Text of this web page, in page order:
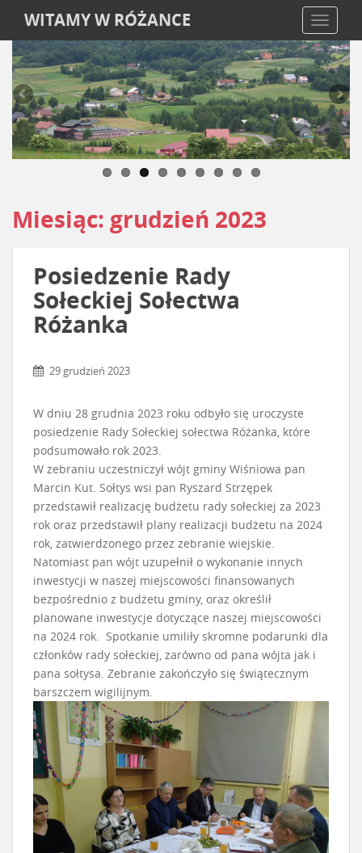
WITAMY W RÓŻANCE
Miesiąc: grudzień 2023
Posiedzenie Rady
Sołeckiej Sołectwa
Różanka
29 grudzień 2023
W dniu 28 grudnia 2023 roku odbyło się uroczyste
posiedzenie Rady Sołeckiej sołectwa Różanka, które
podsumowało rok 2023.
W zebraniu uczestniczył wójt gminy Wiśniowa pan
Marcin Kut. Sołtys wsi pan Ryszard Strzępek
przedstawił realizację budżetu rady sołeckiej za 2023
rok oraz przedstawił plany realizacji budżetu na 2024
rok, zatwierdzonego przez zebranie wiejskie.
Natomiast pan wójt uzupełnił o wykonanie innych
inwestycji w naszej miejscowości finansowanych
bezpośrednio z budżetu gminy, oraz określił
planowane inwestycje dotyczące naszej miejscowości
na 2024 rok. Spotkanie umiliły skromne podarunki dla
członków rady sołeckiej, zarówno od pana wójta jak i
pana sołtysa. Zebranie zakończyło się świątecznym
barszczem wigilijnym.